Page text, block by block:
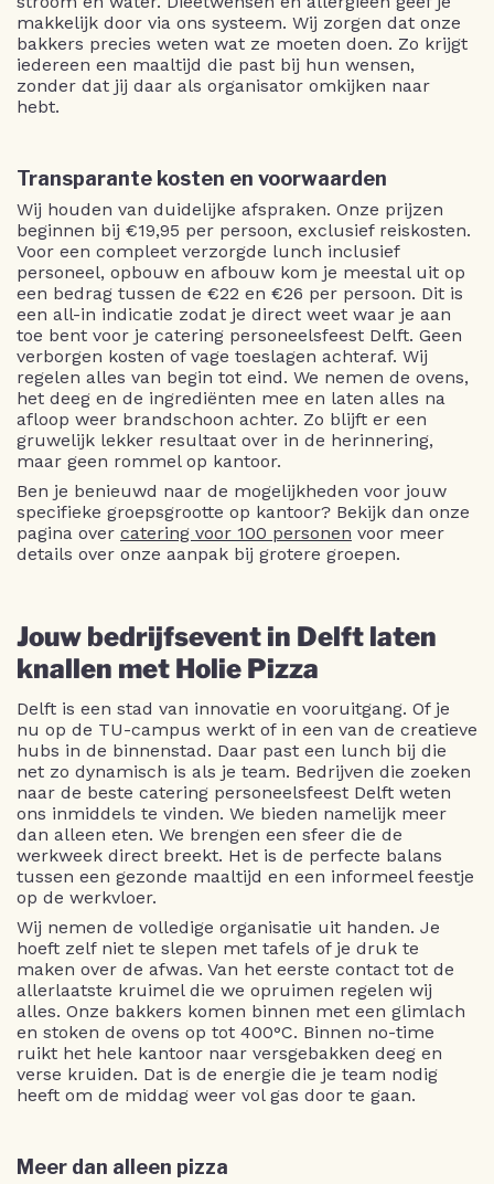
makkelijk door via ons systeem. Wij zorgen dat onze
bakkers precies weten wat ze moeten doen. Zo krijgt
iedereen een maaltijd die past bij hun wensen,
zonder dat jij daar als organisator omkijken naar
hebt.
Transparante kosten en voorwaarden
Wij houden van duidelijke afspraken. Onze prijzen
beginnen bij €19,95 per persoon, exclusief reiskosten.
Voor een compleet verzorgde lunch inclusief
personeel, opbouw en afbouw kom je meestal uit op
een bedrag tussen de €22 en €26 per persoon. Dit is
een all-in indicatie zodat je direct weet waar je aan
toe bent voor je catering personeelsfeest Delft. Geen
verborgen kosten of vage toeslagen achteraf. Wij
regelen alles van begin tot eind. We nemen de ovens,
het deeg en de ingrediënten mee en laten alles na
afloop weer brandschoon achter. Zo blijft er een
gruwelijk lekker resultaat over in de herinnering,
maar geen rommel op kantoor.
Ben je benieuwd naar de mogelijkheden voor jouw
specifieke groepsgrootte op kantoor? Bekijk dan onze
pagina over catering voor 100 personen voor meer
details over onze aanpak bij grotere groepen.
Jouw bedrijfsevent in Delft laten
knallen met Holie Pizza
Delft is een stad van innovatie en vooruitgang. Of je
nu op de TU-campus werkt of in een van de creatieve
hubs in de binnenstad. Daar past een lunch bij die
net zo dynamisch is als je team. Bedrijven die zoeken
naar de beste catering personeelsfeest Delft weten
ons inmiddels te vinden. We bieden namelijk meer
dan alleen eten. We brengen een sfeer die de
werkweek direct breekt. Het is de perfecte balans
tussen een gezonde maaltijd en een informeel feestje
op de werkvloer.
Wij nemen de volledige organisatie uit handen. Je
hoeft zelf niet te slepen met tafels of je druk te
maken over de afwas. Van het eerste contact tot de
allerlaatste kruimel die we opruimen regelen wij
alles. Onze bakkers komen binnen met een glimlach
en stoken de ovens op tot 400°C. Binnen no-time
ruikt het hele kantoor naar versgebakken deeg en
verse kruiden. Dat is de energie die je team nodig
heeft om de middag weer vol gas door te gaan.
Meer dan alleen pizza